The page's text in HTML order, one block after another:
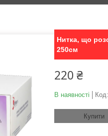
Нитка, що
250см
220 ₴
В наявності Код:
Купити